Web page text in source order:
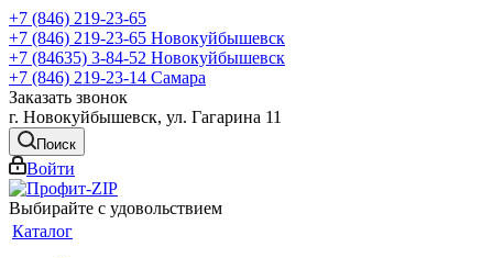
+7 (846) 219-23-65
+7 (846) 219-23-65 Новокуйбышевск
+7 (84635) 3-84-52 Новокуйбышевск
+7 (846) 219-23-14 Самара
Заказать звонок
г. Новокуйбышевск, ул. Гагарина 11
Поиск
Войти
Выбирайте с удовольствием
Каталог